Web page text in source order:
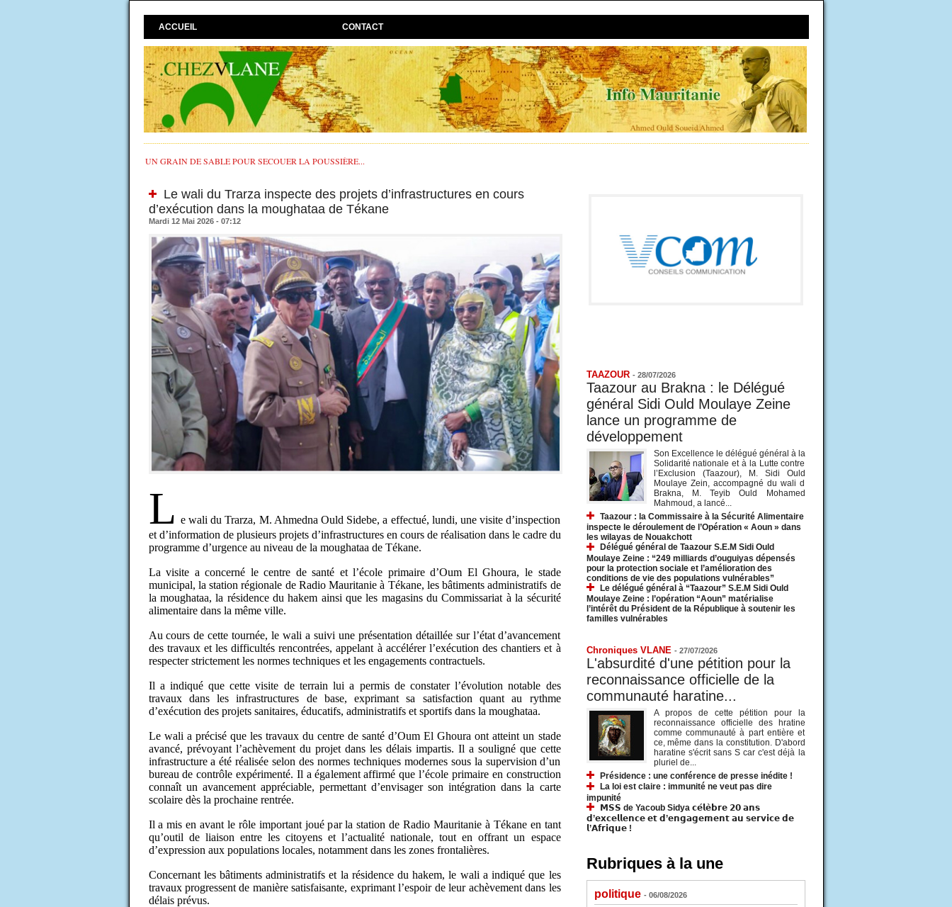
ACCUEIL CONTACT
UN GRAIN DE SABLE POUR SECOUER LA POUSSIÈRE...
Le wali du Trarza inspecte des projets d’infrastructures en cours
d’exécution dans la moughataa de Tékane
Mardi 12 Mai 2026 - 07:12
L e wali du Trarza, M. Ahmedna Ould Sidebe, a effectué, lundi, une visite d’inspection
et d’information de plusieurs projets d’infrastructures en cours de réalisation dans le cadre du
programme d’urgence au niveau de la moughataa de Tékane.
La visite a concerné le centre de santé et l’école primaire d’Oum El Ghoura, le stade
municipal, la station régionale de Radio Mauritanie à Tékane, les bâtiments administratifs de
la moughataa, la résidence du hakem ainsi que les magasins du Commissariat à la sécurité
alimentaire dans la même ville.
Au cours de cette tournée, le wali a suivi une présentation détaillée sur l’état d’avancement
des travaux et les difficultés rencontrées, appelant à accélérer l’exécution des chantiers et à
respecter strictement les normes techniques et les engagements contractuels.
Il a indiqué que cette visite de terrain lui a permis de constater l’évolution notable des
travaux dans les infrastructures de base, exprimant sa satisfaction quant au rythme
d’exécution des projets sanitaires, éducatifs, administratifs et sportifs dans la moughataa.
Le wali a précisé que les travaux du centre de santé d’Oum El Ghoura ont atteint un stade
avancé, prévoyant l’achèvement du projet dans les délais impartis. Il a souligné que cette
infrastructure a été réalisée selon des normes techniques modernes sous la supervision d’un
bureau de contrôle expérimenté. Il a également affirmé que l’école primaire en construction
connaît un avancement appréciable, permettant d’envisager son intégration dans la carte
scolaire dès la prochaine rentrée.
Il a mis en avant le rôle important joué par la station de Radio Mauritanie à Tékane en tant
qu’outil de liaison entre les citoyens et l’actualité nationale, tout en offrant un espace
d’expression aux populations locales, notamment dans les zones frontalières.
Concernant les bâtiments administratifs et la résidence du hakem, le wali a indiqué que les
travaux progressent de manière satisfaisante, exprimant l’espoir de leur achèvement dans les
délais prévus.
TAAZOUR - 28/07/2026
Taazour au Brakna : le Délégué
général Sidi Ould Moulaye Zeine
lance un programme de
développement
Son Excellence le délégué général à la
Solidarité nationale et à la Lutte contre
l’Exclusion (Taazour), M. Sidi Ould
Moulaye Zein, accompagné du wali d
Brakna, M. Teyib Ould Mohamed
Mahmoud, a lancé...
Taazour : la Commissaire à la Sécurité Alimentaire
inspecte le déroulement de l’Opération « Aoun » dans
les wilayas de Nouakchott
Délégué général de Taazour S.E.M Sidi Ould
Moulaye Zeine : “249 milliards d’ouguiyas dépensés
pour la protection sociale et l’amélioration des
conditions de vie des populations vulnérables”
Le délégué général à “Taazour” S.E.M Sidi Ould
Moulaye Zeine : l’opération “Aoun” matérialise
l’intérêt du Président de la République à soutenir les
familles vulnérables
Chroniques VLANE - 27/07/2026
L'absurdité d'une pétition pour la
reconnaissance officielle de la
communauté haratine...
A propos de cette pétition pour la
reconnaissance officielle des hratine
comme communauté à part entière et
ce, même dans la constitution. D'abord
haratine s'écrit sans S car c'est déjà la
pluriel de...
Présidence : une conférence de presse inédite !
La loi est claire : immunité ne veut pas dire
impunité
𝗠𝗦𝗦 de Yacoub Sidya 𝗰𝗲́𝗹𝗲̀𝗯𝗿𝗲 𝟮𝟬 𝗮𝗻𝘀
𝗱’𝗲𝘅𝗰𝗲𝗹𝗹𝗲𝗻𝗰𝗲 𝗲𝘁 𝗱’𝗲𝗻𝗴𝗮𝗴𝗲𝗺𝗲𝗻𝘁 𝗮𝘂 𝘀𝗲𝗿𝘃𝗶𝗰𝗲 𝗱𝗲
𝗹’𝗔𝗳𝗿𝗶𝗾𝘂𝗲 !
Rubriques à la une
politique - 06/08/2026